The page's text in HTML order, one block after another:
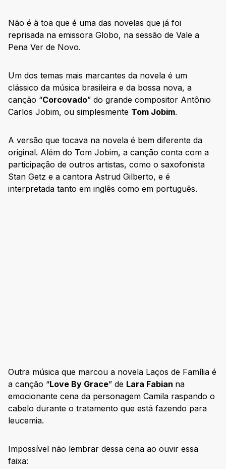
Não é à toa que é uma das novelas que já foi
reprisada na emissora Globo, na sessão de Vale a
Pena Ver de Novo.
Um dos temas mais marcantes da novela é um
clássico da música brasileira e da bossa nova, a
canção “Corcovado” do grande compositor Antônio
Carlos Jobim, ou simplesmente Tom Jobim.
A versão que tocava na novela é bem diferente da
original. Além do Tom Jobim, a canção conta com a
participação de outros artistas, como o saxofonista
Stan Getz e a cantora Astrud Gilberto, e é
interpretada tanto em inglês como em português.
Outra música que marcou a novela Laços de Família é
a canção “Love By Grace” de Lara Fabian na
emocionante cena da personagem Camila raspando o
cabelo durante o tratamento que está fazendo para
leucemia.
Impossível não lembrar dessa cena ao ouvir essa
faixa: